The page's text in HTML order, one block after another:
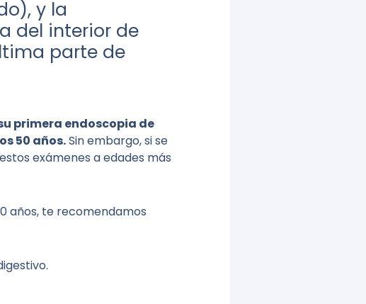
y la
del interior de
parte de
primera endoscopia de
50 años.Sin embargo, si se
exámenes a edades más
años, te recomendamos